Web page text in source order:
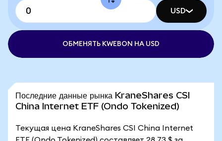
USD
ОБМЕНЯТЬ KWEBON НА USD
Последние данные рынка KraneShares CSI
China Internet ETF (Ondo Tokenized)
Текущая цена KraneShares CSI China Internet